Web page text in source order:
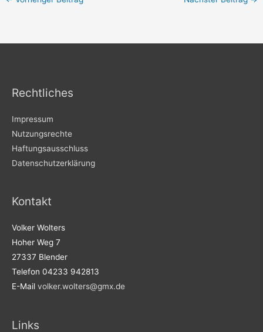
Rechtliches
Impressum
Nutzungsrechte
Haftungsausschluss
Datenschutzerklärung
Kontakt
Volker Wolters
Hoher Weg 7
27337 Blender
Telefon 04233 942813
E-Mail volker.wolters@gmx.de
Links